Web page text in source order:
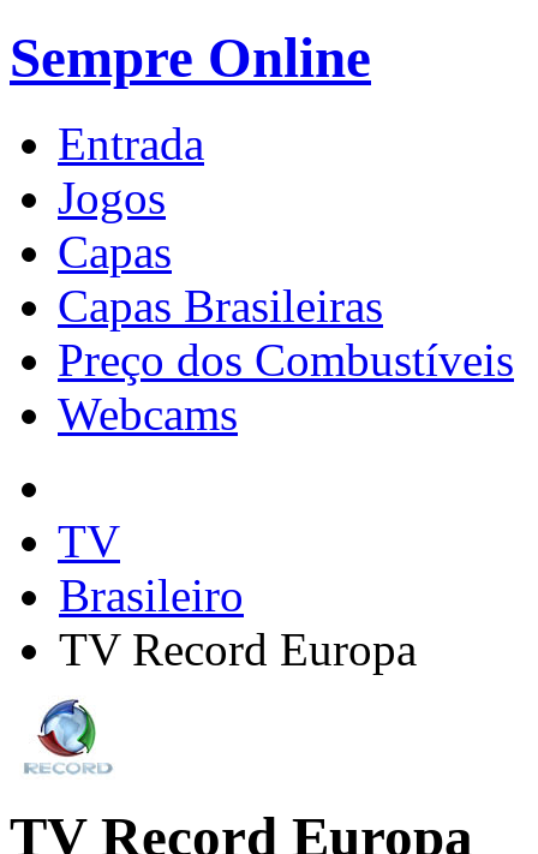
Sempre Online
Entrada
Jogos
Capas
Capas Brasileiras
Preço dos Combustíveis
Webcams
TV
Brasileiro
TV Record Europa
TV Record Europa